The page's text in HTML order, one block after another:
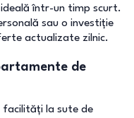
într-un timp scurt.
sau o investiție
actualizate zilnic.
de
la sute de